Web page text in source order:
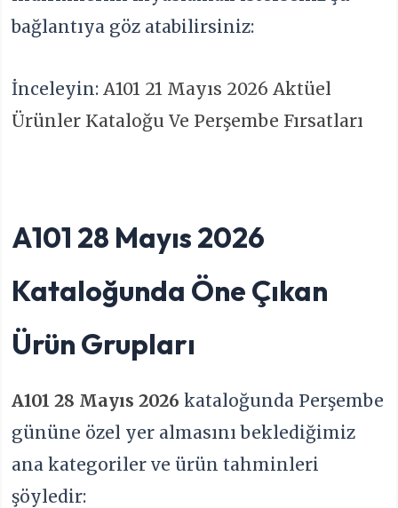
bağlantıya göz atabilirsiniz:
İnceleyin:A101 21 Mayıs 2026 Aktüel
Ürünler Kataloğu Ve Perşembe Fırsatları
A101 28 Mayıs 2026
Kataloğunda Öne Çıkan
Ürün Grupları
A101 28 Mayıs 2026 kataloğunda Perşembe
gününe özel yer almasını beklediğimiz
ana kategoriler ve ürün tahminleri
şöyledir: